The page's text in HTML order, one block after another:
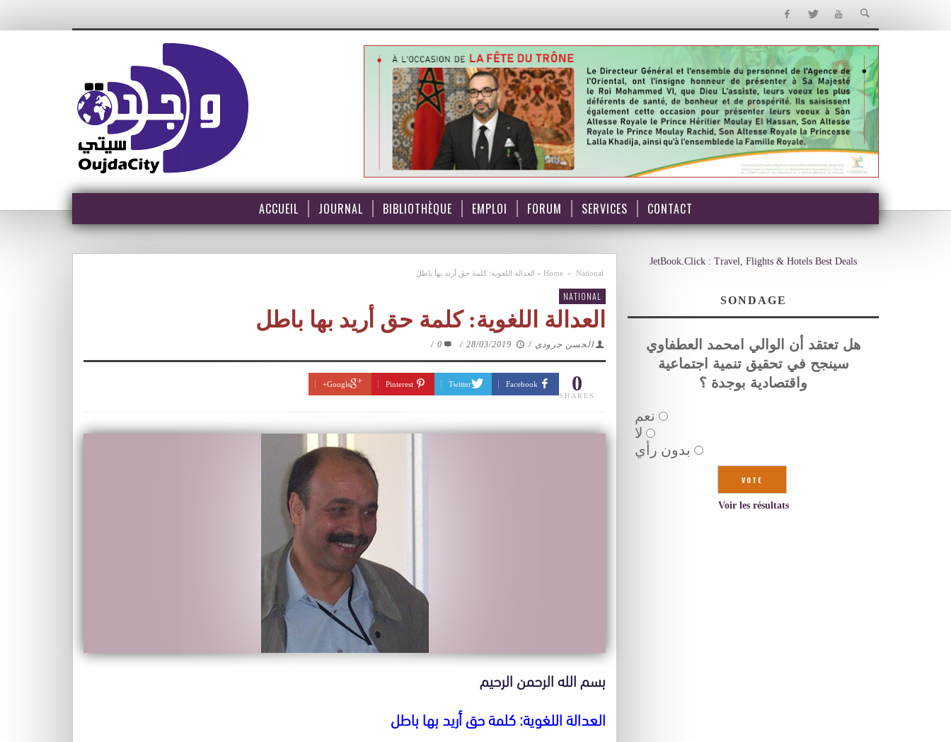
ACCUEIL JOURNAL BIBLIOTHÈQUE EMPLOI FORUM SERVICES CONTACT
Home » National
» العدالة اللغوية: كلمة حق أريد بها باطل
NATIONAL
العدالة اللغوية: كلمة حق أريد بها باطل
الحسن جرودي /
28/03/2019
/
0
/
0
SHARES
Facebook
Twitter
Pinterest
Google+
بسم الله الرحمن الرحيم
العدالة اللغوية: كلمة حق أريد بها باطل
JetBook.Click : Travel, Flights & Hotels Best Deals
SONDAGE
هل تعتقد أن الوالي امحمد العطفاوي
سينجح في تحقيق تنمية اجتماعية
واقتصادية بوجدة ؟
نعم
لا
بدون رأي
Voir les résultats